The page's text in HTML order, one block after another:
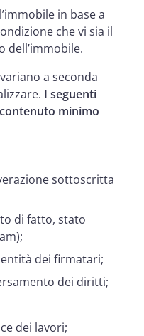
in base a
che vi sia il
dell’immobile.
a seconda
I seguenti
minimo
sottoscritta
di fatto, stato
dei firmatari;
dei diritti;
dei lavori;